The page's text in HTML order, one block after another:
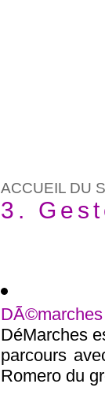
ACCUEIL DU
3.
DÃ©marches
DéMarches
parcours
Romero du